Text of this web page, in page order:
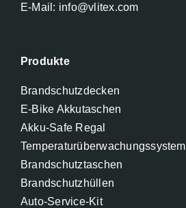
E-Mail: info@vlitex.com
Produkte
Brandschutzdecken
E-Bike Akkutaschen
Akku-Safe Regal
Temperaturüberwachungssystem
Brandschutztaschen
Brandschutzhüllen
Auto-Service-Kit